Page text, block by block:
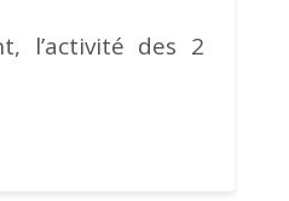
l’activité des 2